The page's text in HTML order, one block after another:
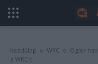
Kezdőlap WRC
Ogier
a WRC-t